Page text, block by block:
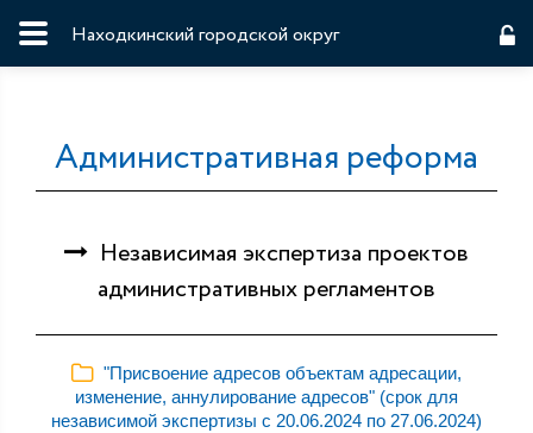
Находкинский городской округ
Административная реформа
Независимая экспертиза проектов
административных регламентов
"Присвоение адресов объектам адресации,
изменение, аннулирование адресов" (срок для
независимой экспертизы с 20.06.2024 по 27.06.2024)